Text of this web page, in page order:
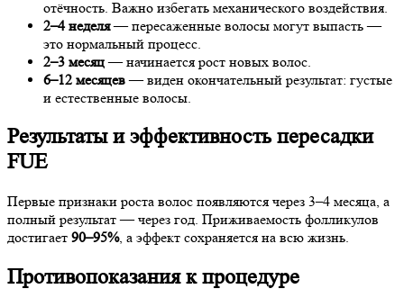
отёчность. Важно избегать механического воздействия.
2–4 неделя— пересаженные волосы могут выпасть —
это нормальный процесс.
2–3 месяц— начинается рост новых волос.
6–12 месяцев— виден окончательный результат: густые
и естественные волосы.
Результаты и эффективность пересадки
FUE
Первые признаки роста волос появляются через 3–4 месяца, а
полный результат — через год. Приживаемость фолликулов
достигает 90–95%, а эффект сохраняется на всю жизнь.
Противопоказания к процедуре